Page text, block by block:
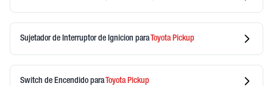
Sujetador de Interruptor de Ignicion paraToyotaPickup
Switch de Encendido paraToyotaPickup